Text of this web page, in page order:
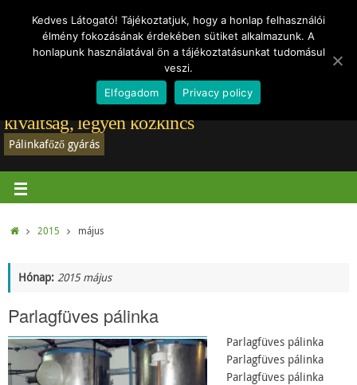
Törvények Vásárlói vélemények Rólam Regisztráció-belépés Hírek
Adatvédelmi tájékoztató
Pálinkafőző gyártás: A jó pálinkafőző már nem
kiváltság, legyen közkincs
Pálinkafőző gyárás
2015 május
Hónap: 2015 május
Parlagfüves pálinka
Parlagfüves pálinka
Parlagfüves pálinka
Parlagfüves pálinka
Kedves Látogató! Tájékoztatjuk, hogy a honlap felhasználói
élmény fokozásának érdekében sütiket alkalmazunk. A
honlapunk használatával ön a tájékoztatásunkat tudomásul
veszi.
Elfogadom
Privacy policy